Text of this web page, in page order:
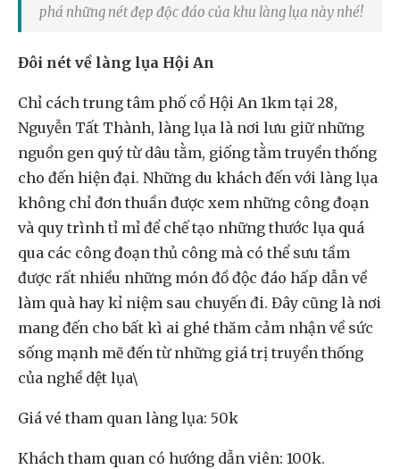
phá những nét đẹp độc đáo của khu làng lụa này nhé!
Đôi nét về làng lụa Hội An
Chỉ cách trung tâm phố cổ Hội An 1km tại 28,
Nguyễn Tất Thành, làng lụa là nơi lưu giữ những
nguồn gen quý từ dâu tằm, giống tằm truyền thống
cho đến hiện đại. Những du khách đến với làng lụa
không chỉ đơn thuần được xem những công đoạn
và quy trình tỉ mỉ để chế tạo những thước lụa quá
qua các công đoạn thủ công mà có thể sưu tầm
được rất nhiều những món đồ độc đáo hấp dẫn về
làm quà hay kỉ niệm sau chuyến đi. Đây cũng là nơi
mang đến cho bất kì ai ghé thăm cảm nhận về sức
sống mạnh mẽ đến từ những giá trị truyền thống
của nghề dệt lụa\
Giá vé tham quan làng lụa: 50k
Khách tham quan có hướng dẫn viên: 100k.